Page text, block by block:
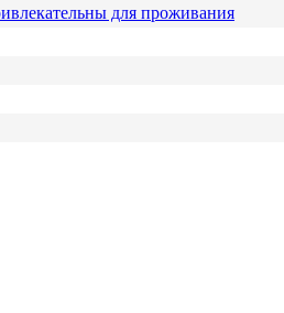
для проживания